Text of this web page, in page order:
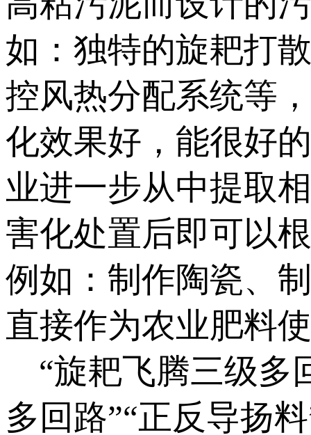
如：独特的旋耙打
控风热分配系统等
化效果好，能很好
业进一步从中提取
害化处置后即可以
例如：制作陶瓷、
直接作为农业肥料
“旋耙飞腾三级多
多回路”“正反导扬